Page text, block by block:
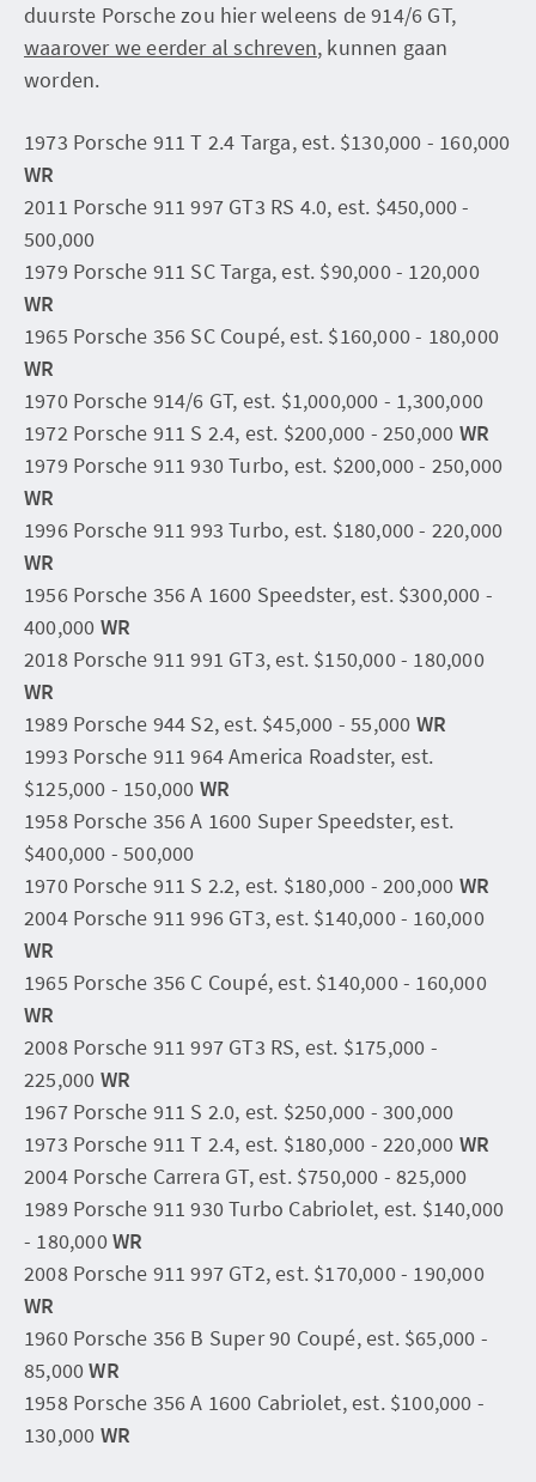
duurste Porsche zou hier weleens de 914/6 GT,
waarover we eerder al schreven, kunnen gaan
worden.
1973 Porsche 911 T 2.4 Targa, est. $130,000 - 160,000
WR
2011 Porsche 911 997 GT3 RS 4.0, est. $450,000 -
500,000
1979 Porsche 911 SC Targa, est. $90,000 - 120,000
WR
1965 Porsche 356 SC Coupé, est. $160,000 - 180,000
WR
1970 Porsche 914/6 GT, est. $1,000,000 - 1,300,000
1972 Porsche 911 S 2.4, est. $200,000 - 250,000 WR
1979 Porsche 911 930 Turbo, est. $200,000 - 250,000
WR
1996 Porsche 911 993 Turbo, est. $180,000 - 220,000
WR
1956 Porsche 356 A 1600 Speedster, est. $300,000 -
400,000 WR
2018 Porsche 911 991 GT3, est. $150,000 - 180,000
WR
1989 Porsche 944 S2, est. $45,000 - 55,000 WR
1993 Porsche 911 964 America Roadster, est.
$125,000 - 150,000 WR
1958 Porsche 356 A 1600 Super Speedster, est.
$400,000 - 500,000
1970 Porsche 911 S 2.2, est. $180,000 - 200,000 WR
2004 Porsche 911 996 GT3, est. $140,000 - 160,000
WR
1965 Porsche 356 C Coupé, est. $140,000 - 160,000
WR
2008 Porsche 911 997 GT3 RS, est. $175,000 -
225,000 WR
1967 Porsche 911 S 2.0, est. $250,000 - 300,000
1973 Porsche 911 T 2.4, est. $180,000 - 220,000 WR
2004 Porsche Carrera GT, est. $750,000 - 825,000
1989 Porsche 911 930 Turbo Cabriolet, est. $140,000
- 180,000WR
2008 Porsche 911 997 GT2, est. $170,000 - 190,000
WR
1960 Porsche 356 B Super 90 Coupé, est. $65,000 -
85,000WR
1958 Porsche 356 A 1600 Cabriolet, est. $100,000 -
130,000 WR